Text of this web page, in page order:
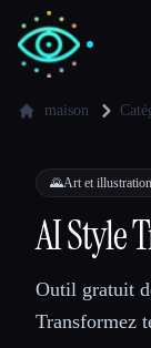
💻 Développeurs
🎓Étudiants
maison
🌄Art et
AI Style
Outil gratuit
Transformez